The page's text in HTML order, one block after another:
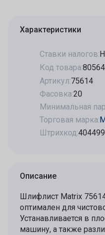
Характеристики
Ставки налогов:
Код товара:
Артикул:75614
Фасовка:20
Минимальная
Торговая марка:
Штрихкод:
Описание
Шлифлист Matrix
оптимален для
Устанавливается в
машину, а также